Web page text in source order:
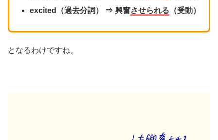
excited（過去分詞） ⇒ 興奮させられる （受動）
となるわけですね。